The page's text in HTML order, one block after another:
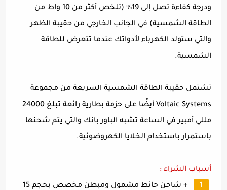
ودرجة كفاءة تصل إلى 19٪ (تلخص أكثر من 10 واط من
الطاقة الشمسية) في الجانب الخارجي من حقيبة الظهر
والتي ستولد الكهرباء لأدواتك عندما تتعرض للطاقة
الشمسية.
تشتمل حقيبة الطاقة الشمسية السريعة من مجموعة
Voltaic Systems أيضًا على حزمة بطارية رائعة تبلغ 24000
مللي أمبير في الساعة تشبه الباور بانك والتي يتم شحنها
باستمرار باستخدام الخلايا الكهروضوئية.
أسباب الشراء :
+ شاحن حائط مشمول ومبطن مخصص بحجم 15